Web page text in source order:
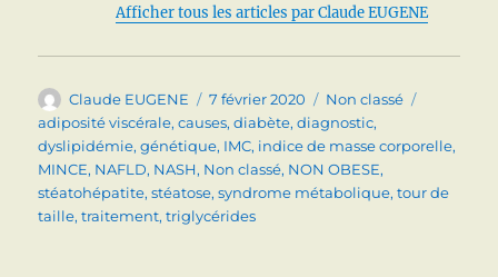
Afficher tous les articles par Claude EUGENE
Auteur
Claude EUGENE
Publié
le
7 février 2020 Catégories
Non classé
adiposité viscérale,causes,diabète,diagnostic,
dyslipidémie,génétique, IMC, indice de masse corporelle,
MINCE, NAFLD, NASH, Non classé, NON OBESE,
stéatohépatite,stéatose,syndrome métabolique,tour de
taille,traitement,triglycérides